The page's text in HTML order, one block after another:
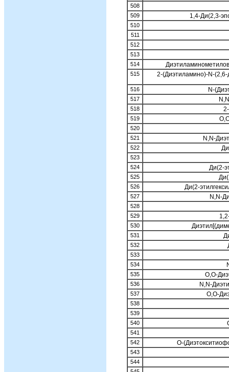
508
509
1,4-Ди(2,3-
510
511
512
513
514
515 2-(Диэтиламино)-N-
516 N-
517
518
519
520
521
N,N-
522
523
524
Ди(2-
525
526 Ди(2-
527 N,N-
528
529
530
531
532
533
534
535 O,O-
536 N,N-
537 O,O-
538
539
540
541
542
O-
543
544